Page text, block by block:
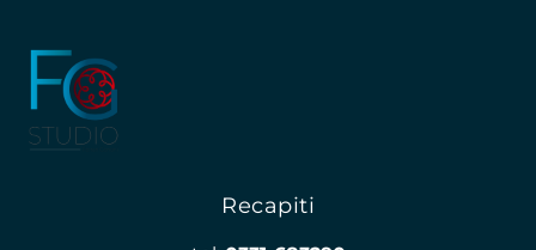
Recapiti